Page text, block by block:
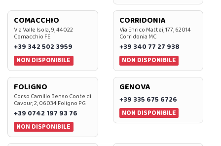
COMACCHIO
Via Valle Isola, 9, 44022
Comacchio FE
+39 342 502 3959
NON DISPONIBILE
CORRIDONIA
Via Enrico Mattei, 177, 62014
Corridonia MC
+39 340 77 27 938
NON DISPONIBILE
FOLIGNO
Corso Camillo Benso Conte di
Cavour, 2, 06034 Foligno PG
+39 0742 197 93 76
NON DISPONIBILE
GENOVA
+39 335 675 6726
NON DISPONIBILE